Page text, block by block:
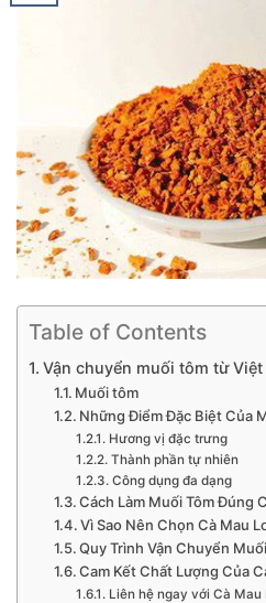
Table of Contents
Vận chuyển muối tôm từ
Muối tôm
Những Điểm Đặc Biệt Của
Hương vị đặc trưng
Thành phần tự nhiên
Công dụng đa dạng
Cách Làm Muối Tôm Đúng
Vì Sao Nên Chọn Cà Mau
Quy Trình Vận Chuyển
Cam Kết Chất Lượng Của
Liên hệ ngay với Cà